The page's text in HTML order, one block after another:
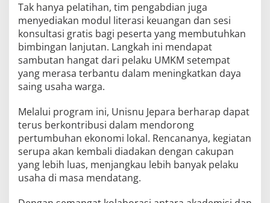
Tak hanya pelatihan, tim pengabdian juga
menyediakan modul literasi keuangan dan sesi
konsultasi gratis bagi peserta yang membutuhkan
bimbingan lanjutan. Langkah ini mendapat
sambutan hangat dari pelaku UMKM setempat
yang merasa terbantu dalam meningkatkan daya
saing usaha warga.
Melalui program ini, Unisnu Jepara berharap dapat
terus berkontribusi dalam mendorong
pertumbuhan ekonomi lokal. Rencananya, kegiatan
serupa akan kembali diadakan dengan cakupan
yang lebih luas, menjangkau lebih banyak pelaku
usaha di masa mendatang.